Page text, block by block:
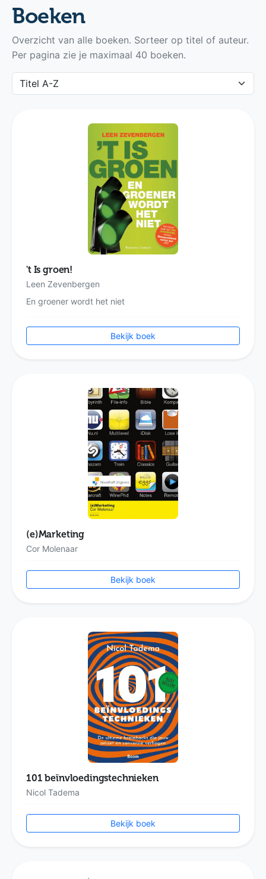
Boeken
Overzicht van alle boeken. Sorteer op titel of auteur.
Per pagina zie je maximaal 40 boeken.
't Is groen!
Leen Zevenbergen
En groener wordt het niet
Bekijk boek
(e)Marketing
Cor Molenaar
Bekijk boek
101 beïnvloedingstechnieken
Nicol Tadema
Bekijk boek